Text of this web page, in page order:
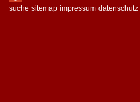
suche sitemap impressum datenschutz